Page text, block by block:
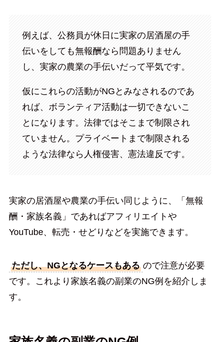
例えば、公務員が休日に実家の居酒屋の手
伝いをしても無報酬なら問題ありません
し、実家の農業の手伝いだって平気です。
仮にこれらの活動がNGとみなされるのであ
れば、ボランティア活動は一切できないこ
とになります。法律ではそこまで制限され
ていません。プライベートまで制限される
ような法律なら人権侵害、憲法違反です。
実家の居酒屋や農業の手伝い同じように、「無報
酬・家族名義」であればアフィリエイトや
YouTube、転売・せどりなどを実施できます。
ただし、NGとなるケースもある ので注意が必要
です。これより家族名義の副業のNG例を紹介しま
す。